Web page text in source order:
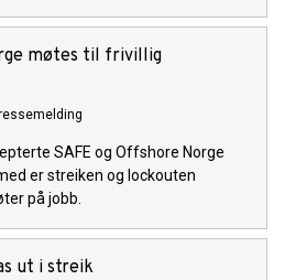
møtes til frivillig
SAFE og Offshore Norge
er streiken og lockouten
på jobb.
ut i streik